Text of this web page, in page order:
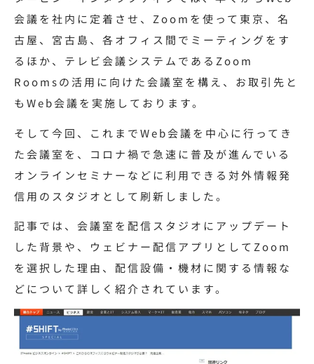
会議を社内に定着させ、Zoomを使って東京、名
古屋、宮古島、各オフィス間でミーティングをす
るほか、テレビ会議システムであるZoom
Roomsの活用に向けた会議室を構え、お取引先と
もWeb会議を実施しております。
そして今回、これまでWeb会議を中心に行ってき
た会議室を、コロナ禍で急速に普及が進んでいる
オンラインセミナーなどに利用できる対外情報発
信用のスタジオとして刷新しました。
記事では、会議室を配信スタジオにアップデート
した背景や、ウェビナー配信アプリとしてZoom
を選択した理由、配信設備・機材に関する情報な
どについて詳しく紹介されています。